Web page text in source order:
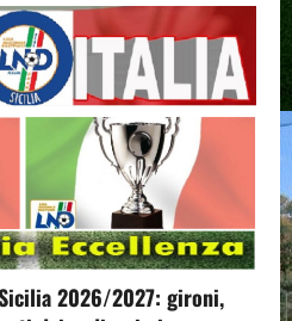
2026/2027: gironi,